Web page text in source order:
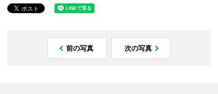
前の写真 次の写真